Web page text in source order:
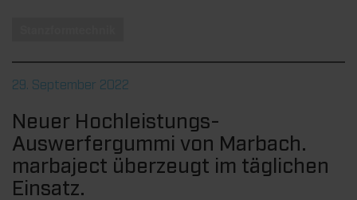
29. September 2022
Neuer Hochleistungs-
Auswerfergummi von Marbach.
marbaject überzeugt im täglichen
Einsatz.